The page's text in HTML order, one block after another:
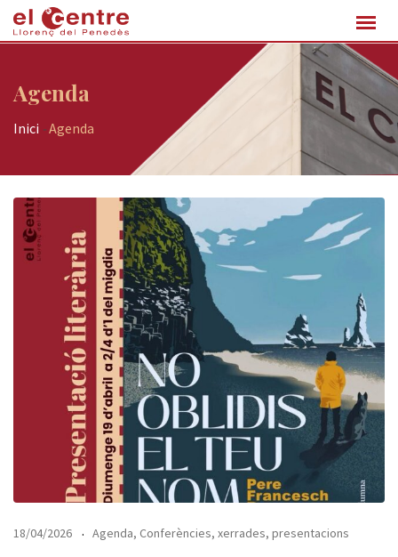
Agenda
Inici -Agenda
18/04/2026 Agenda, Conferències, xerrades, presentacions